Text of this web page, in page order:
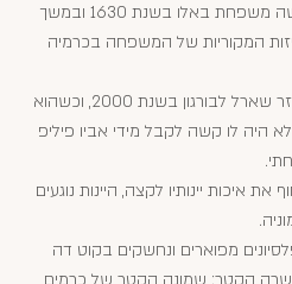
את הגפנים הראשונות שלה רכשה משפחת באלו בשנת 1630 ובמשך
המקוריות של המשפחה בכרמיה
לאחר שלמד והשתלם בעולם, חזר שארל לבורגון בשנת 2000, וכשהוא
היה לו קשה לקבל מידי אביו פיליפ
איכות יינותיו לקצה, היינות נוגעים
מפוארים ונחשקים בקוט דה